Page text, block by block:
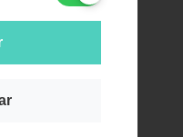
Publicidade